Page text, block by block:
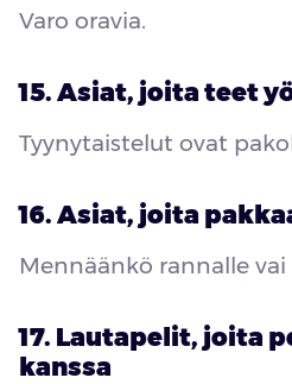
Varo oravia.
15. Asiat, joita teet
Tyynytaistelut ovat
16. Asiat, joita
Mennäänkö rannalle vai
17. Lautapelit, joita
kanssa